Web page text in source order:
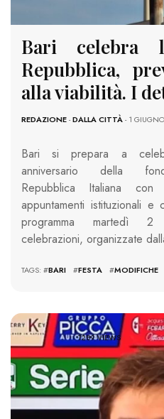
Bari celebra
Repubblica,
alla viabilità. I
REDAZIONE-DALLA CITTÀ- 1
Bari si prepara a
anniversario della
Repubblica Italiana
appuntamenti istituzionali e
programma martedì
celebrazioni, organizzate
TAGS: #BARI #FESTA #MODIFICHE
1289 VIEWS